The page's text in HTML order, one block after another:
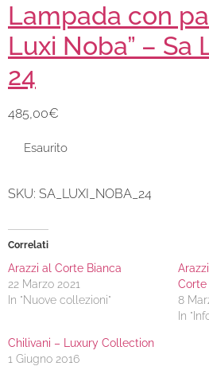
Lampada con
Luxi Noba” – Sa
24
485,00€
Esaurito
SKU: SA_LUXI_NOBA_24
Correlati
Arazzi al Corte Bianca
22 Marzo 2021
In "Nuove collezioni"
Corte
8
In
Chilivani – Luxury Collection
1 Giugno 2016